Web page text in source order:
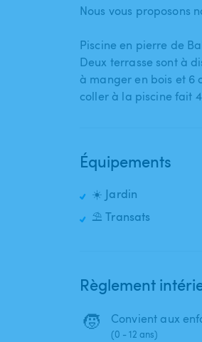
Nous vous proposons
Piscine en pierre de
Deux terrasse sont à
à manger en bois et 6
coller à la piscine fait
Équipements
☀️ Jardin
⛱️ Transats
Règlement
🧒 Convient aux
(0 - 12 ans)